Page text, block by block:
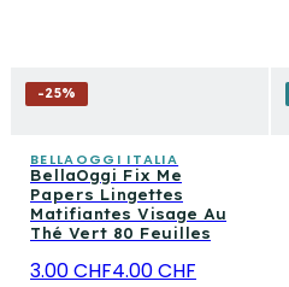
-25%
BELLAOGGI ITALIA
BellaOggi Fix Me
Papers Lingettes
Matifiantes Visage Au
Thé Vert 80 Feuilles
3.00 CHF4.00 CHF